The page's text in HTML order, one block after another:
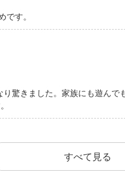
です。
驚きました。家族にも遊んで
すべて見る